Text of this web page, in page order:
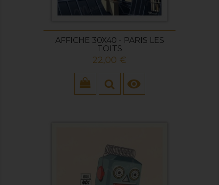
AFFICHE 30X40 - PARIS LES
TOITS
Prix
22,00 €
